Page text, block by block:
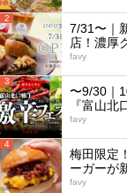
2
7/31〜｜
店！濃厚
favy
3
〜9/30｜
『富山
favy
4
梅田限定
ーガーが
favy